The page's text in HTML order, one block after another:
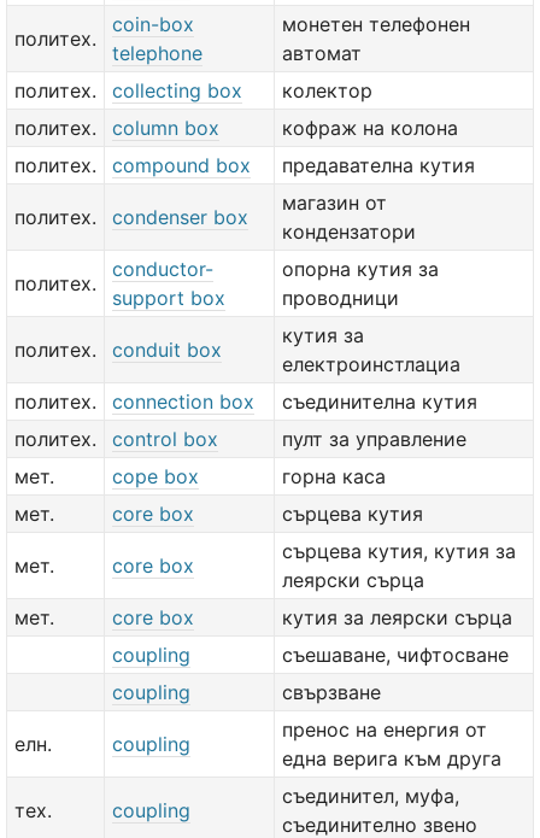
политех.
coin-box
telephone
монетен телефонен
автомат
политех.
collecting box
колектор
политех.
column box
кофраж на колона
политех.
compound box предавателна кутия
политех. condenser box
магазин от
кондензатори
политех.
conductor-
support box
опорна кутия за
проводници
политех. conduit box
кутия за
електроинстлациа
политех.
connection box
съединителна кутия
политех.
control box
пулт за управление
мет.
cope box
горна каса
мет.
core box сърцева кутия
мет. core box
сърцева кутия, кутия за
леярски сърца
мет.
core box
кутия за леярски сърца
coupling
съешаване, чифтосване
coupling
свързване
елн. coupling
пренос на енергия от
една верига към друга
тех. coupling
съединител, муфа,
съединително звено